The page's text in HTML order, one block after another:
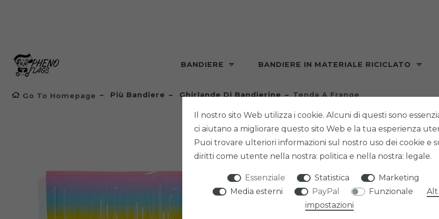
BANDIERE BANDIERE IN MATERIALE RICICLATO
Go To Homepage Più Bandiere Ghirlande Di Bandierine Tenda A Frange
PHENO
Il nostro sito Web utilizza i cookie. Alcuni di questi sono
ci aiutano a migliorare questo sito Web e la tua esperienza
Puoi trovare ulteriori informazioni sul nostro uso dei cookie e
diritti come utente nella nostra: politica e nella nostra: legale.
Essenziale Statistica
Marketing
Media esterni
PayPal Funzionale
impostazioni